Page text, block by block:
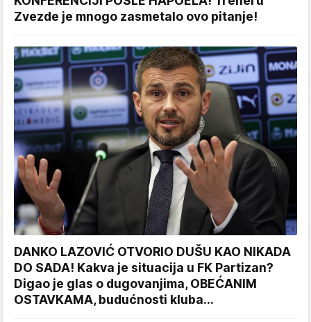
Zvezde je mnogo zasmetalo ovo pitanje!
DANKO LAZOVIĆ OTVORIO DUŠU KAO NIKADA
DO SADA! Kakva je situacija u FK Partizan?
Digao je glas o dugovanjima, OBEĆANIM
OSTAVKAMA, budućnosti kluba...